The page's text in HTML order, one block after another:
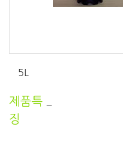
5L
제품특
징